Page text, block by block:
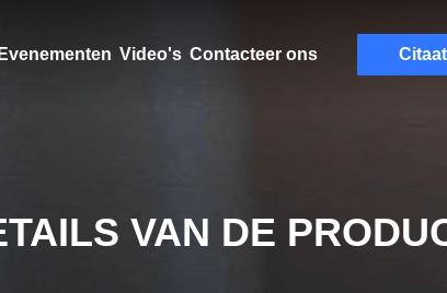
Video's Contacteer ons Citaat
VAN DE